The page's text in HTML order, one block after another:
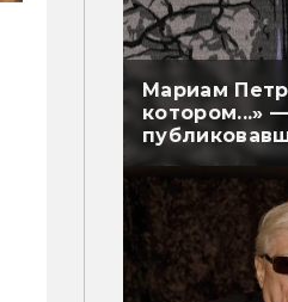
Мариам
котором...»